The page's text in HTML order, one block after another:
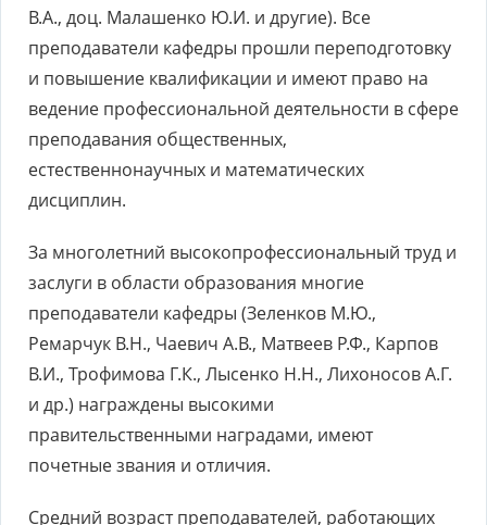
В.А., доц. Малашенко Ю.И. и другие). Все
преподаватели кафедры прошли переподготовку
и повышение квалификации и имеют право на
ведение профессиональной деятельности в сфере
преподавания общественных,
естественнонаучных и математических
дисциплин.
За многолетний высокопрофессиональный труд и
заслуги в области образования многие
преподаватели кафедры (Зеленков М.Ю.,
Ремарчук В.Н., Чаевич А.В., Матвеев Р.Ф., Карпов
В.И., Трофимова Г.К., Лысенко Н.Н., Лихоносов А.Г.
и др.) награждены высокими
правительственными наградами, имеют
почетные звания и отличия.
Средний возраст преподавателей, работающих